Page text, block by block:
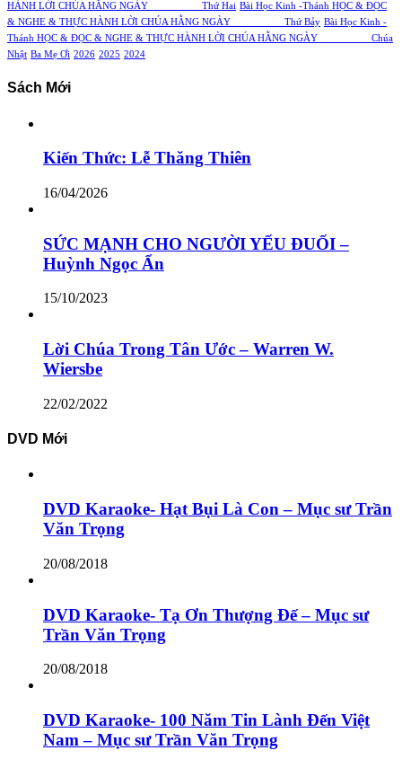
HÀNH LỜI CHÚA HẰNG NGÀY Thứ Hai Bài Học Kinh -Thánh HỌC & ĐỌC
& NGHE & THỰC HÀNH LỜI CHÚA HẰNG NGÀY Thứ Bảy Bài Học Kinh -
Thánh HỌC & ĐỌC & NGHE & THỰC HÀNH LỜI CHÚA HẰNG NGÀY Chúa
Nhật Ba Mẹ Ơi 2026 2025 2024
Sách Mới
Kiến Thức: Lễ Thăng Thiên
16/04/2026
SỨC MẠNH CHO NGƯỜI YẾU ĐUỐI –
Huỳnh Ngọc Ẩn
15/10/2023
Lời Chúa Trong Tân Ước – Warren W.
Wiersbe
22/02/2022
DVD Mới
DVD Karaoke- Hạt Bụi Là Con – Mục sư Trần
Văn Trọng
20/08/2018
DVD Karaoke- Tạ Ơn Thượng Đế – Mục sư
Trần Văn Trọng
20/08/2018
DVD Karaoke- 100 Năm Tin Lành Đến Việt
Nam – Mục sư Trần Văn Trọng